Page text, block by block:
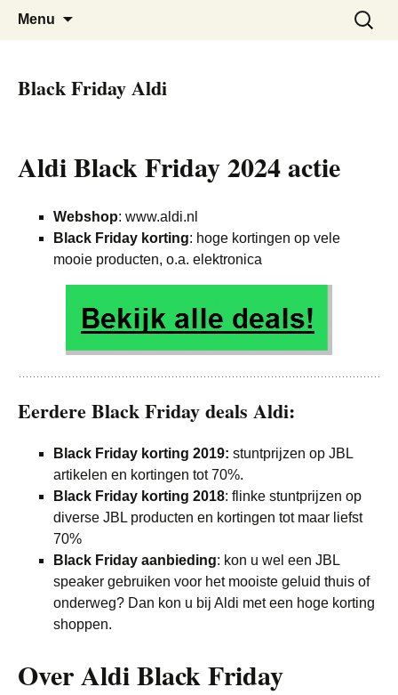
Black Friday Super SALE
De beste kortingen bij elkaar!
Menu
Zoeken
naar:
Black Friday Aldi
Aldi Black Friday 2024 actie
Webshop: www.aldi.nl
Black Friday korting: hoge kortingen op vele
mooie producten, o.a. elektronica
Eerdere Black Friday deals Aldi:
Black Friday korting 2019: stuntprijzen op JBL
artikelen en kortingen tot 70%.
Black Friday korting 2018: flinke stuntprijzen op
diverse JBL producten en kortingen tot maar liefst
70%
Black Friday aanbieding: kon u wel een JBL
speaker gebruiken voor het mooiste geluid thuis of
onderweg? Dan kon u bij Aldi met een hoge korting
shoppen.
Over Aldi Black Friday